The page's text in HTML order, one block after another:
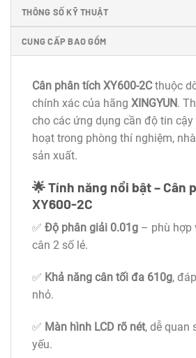
THÔNG SỐ KỸ THUẬT
CUNG CẤP BAO GỒM
Cân phân tích XY600-2Cthuộc
chính xác của hãng XINGYUN.
cho các ứng dụng cần độ tin
hoạt trong phòng thí nghiệm,
sản xuất.
🌟 Tính năng nổi bật – Cân
XY600-2C
✅ Độ phân giải 0.01g – phù hợp
cân 2 số lẻ.
✅ Khả năng cân tối đa 610g,
nhỏ.
✅ Màn hình LCD rõ nét, dễ quan
yếu.